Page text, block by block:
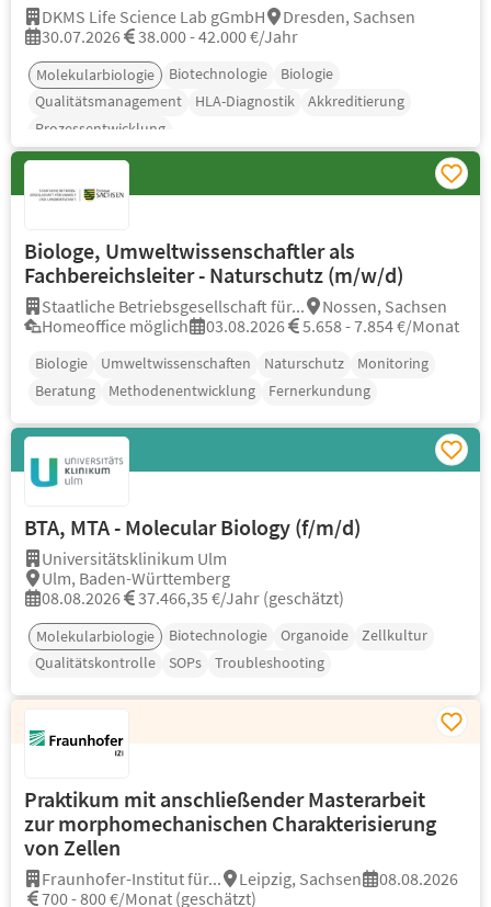
DKMS Life Science Lab gGmbH
Dresden, Sachsen
30.07.2026
38.000 - 42.000 €/Jahr
Molekularbiologie Biotechnologie
Biologie
Qualitätsmanagement
HLA-Diagnostik
Akkreditierung
Prozessentwicklung
Biologe, Umweltwissenschaftler als
Fachbereichsleiter - Naturschutz (m/w/d)
Staatliche Betriebsgesellschaft für...
Nossen, Sachsen
Homeoffice möglich
03.08.2026 5.658 - 7.854 €/Monat
Biologie Umweltwissenschaften Naturschutz
Monitoring
Beratung
Methodenentwicklung Fernerkundung
BTA, MTA - Molecular Biology (f/m/d)
Universitätsklinikum Ulm
Ulm, Baden-Württemberg
08.08.2026
37.466,35 €/Jahr (geschätzt)
Molekularbiologie Biotechnologie Organoide
Zellkultur
Qualitätskontrolle
SOPs Troubleshooting
Praktikum mit anschließender Masterarbeit
zur morphomechanischen Charakterisierung
von Zellen
Fraunhofer-Institut für... Leipzig, Sachsen
08.08.2026
700 - 800 €/Monat (geschätzt)